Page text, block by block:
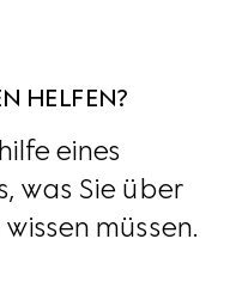
HELFEN?
eines
was Sie über
müssen.